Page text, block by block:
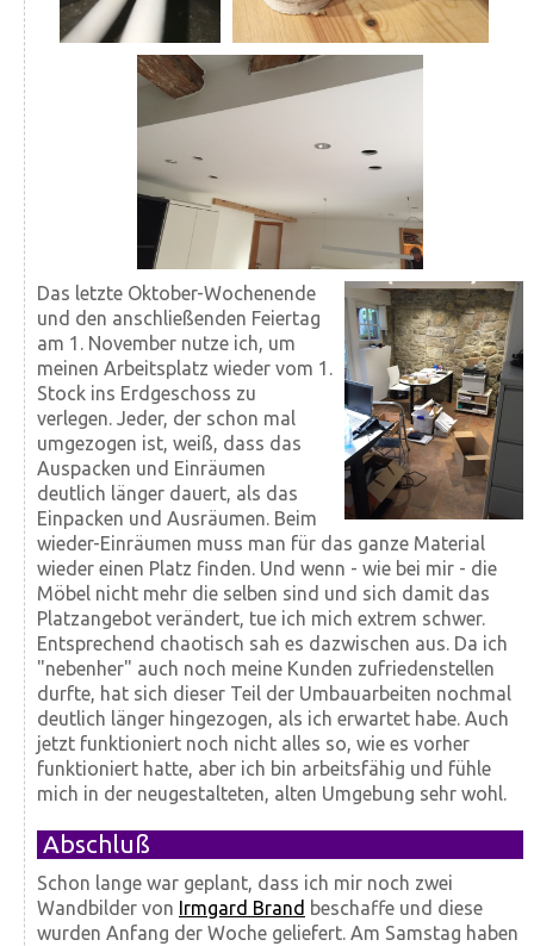
Das letzte Oktober-Wochenende
und den anschließenden Feiertag
am 1. November nutze ich, um
meinen Arbeitsplatz wieder vom 1.
Stock ins Erdgeschoss zu
verlegen. Jeder, der schon mal
umgezogen ist, weiß, dass das
Auspacken und Einräumen
deutlich länger dauert, als das
Einpacken und Ausräumen. Beim
wieder-Einräumen muss man für das ganze Material
wieder einen Platz finden. Und wenn - wie bei mir - die
Möbel nicht mehr die selben sind und sich damit das
Platz­angebot verändert, tue ich mich extrem schwer.
Ent­sprechend chaotisch sah es dazwischen aus. Da ich
"neben­her" auch noch meine Kunden zufrieden­stellen
durfte, hat sich dieser Teil der Umbau­arbeiten nochmal
deutlich länger hin­gezogen, als ich erwartet habe. Auch
jetzt funktioniert noch nicht alles so, wie es vorher
funktioniert hatte, aber ich bin arbeits­fähig und fühle
mich in der neu­gestalteten, alten Umgebung sehr wohl.
Abschluß
Schon lange war geplant, dass ich mir noch zwei
Wandbilder von Irmgard Brand beschaffe und diese
wurden Anfang der Woche geliefert. Am Samstag haben